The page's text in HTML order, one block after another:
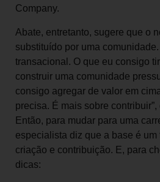
Company.
Abate, entretanto, sugere que o
substituído por uma comunidade.
transacional. O que eu consigo
construir uma comunidade
consigo agregar de valor em
precisa. É mais sobre contribuir”,
Então, para mudar para uma
especialista diz que a base é um
criação e contribuição. E, para
dicas: